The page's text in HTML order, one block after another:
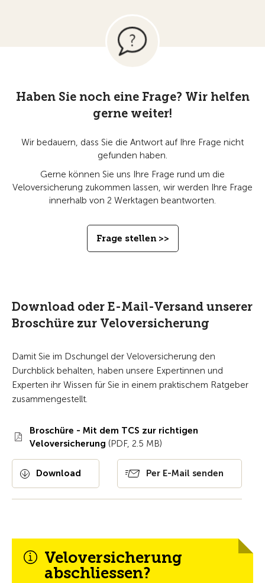
Haben Sie noch eine Frage? Wir helfen
gerne weiter!
Wir bedauern, dass Sie die Antwort auf Ihre Frage nicht
gefunden haben.
Gerne können Sie uns Ihre Frage rund um die
Veloversicherung zukommen lassen, wir werden Ihre Frage
innerhalb von 2 Werktagen beantworten.
Frage stellen >>
Download oder E-Mail-Versand unserer
Broschüre zur Veloversicherung
Damit Sie im Dschungel der Veloversicherung den
Durchblick behalten, haben unsere Expertinnen und
Experten ihr Wissen für Sie in einem praktischem Ratgeber
zusammengestellt.
Broschüre - Mit dem TCS zur richtigen
Veloversicherung (PDF, 2.5 MB)
Download Per E-Mail senden
Veloversicherung
abschliessen?